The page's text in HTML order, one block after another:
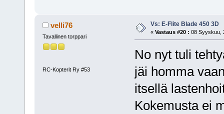
velli76
Tavallinen torppari
RC-Kopterit Ry #53
Vs: E-Flite Blade 450 3D
« Vastaus #20 : 08 Syyskuu,
No nyt tuli
jäi homma
itsellä
Kokemusta ei